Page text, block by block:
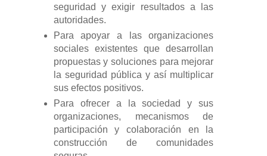
seguridad y exigir resultados a las
autoridades.
Para apoyar a las organizaciones
sociales existentes que desarrollan
propuestas y soluciones para mejorar
la seguridad pública y así multiplicar
sus efectos positivos.
Para ofrecer a la sociedad y sus
organizaciones, mecanismos de
participación y colaboración en la
construcción de comunidades